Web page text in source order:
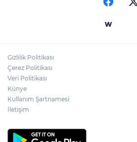
Gizlilik Politikası
Çerez Politikası
Veri Politikası
Künye
Kullanım Şartnamesi
İletişim